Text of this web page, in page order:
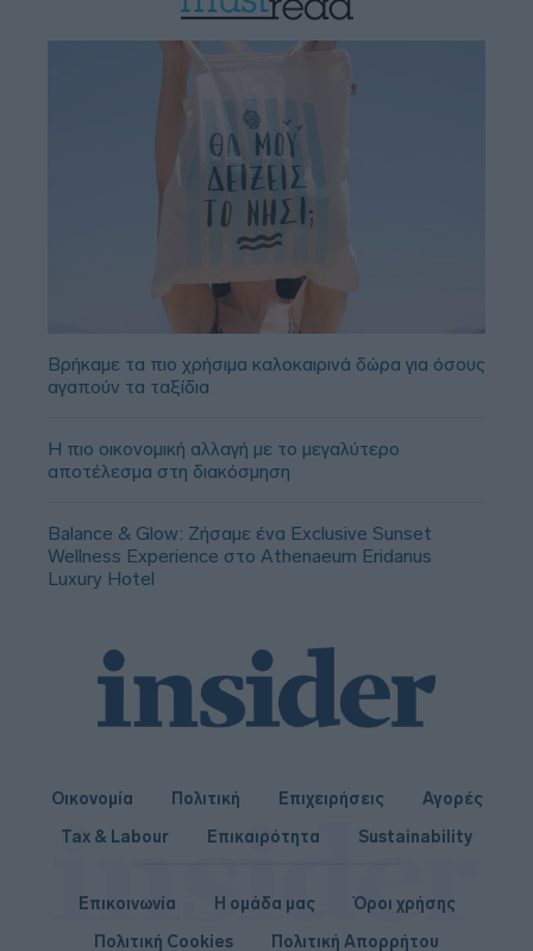
Βρήκαμε τα πιο χρήσιμα καλοκαιρινά δώρα για όσους
αγαπούν τα ταξίδια
Η πιο οικονομική αλλαγή με το μεγαλύτερο
αποτέλεσμα στη διακόσμηση
Balance & Glow: Ζήσαμε ένα Exclusive Sunset
Wellness Experience στο Athenaeum Eridanus
Luxury Hotel
Οικονομία Πολιτική Επιχειρήσεις
Αγορές
Tax & Labour
Επικαιρότητα Sustainability
Επικοινωνία Η ομάδα μας
Όροι χρήσης
Πολιτική Cookies
Πολιτική Απορρήτου